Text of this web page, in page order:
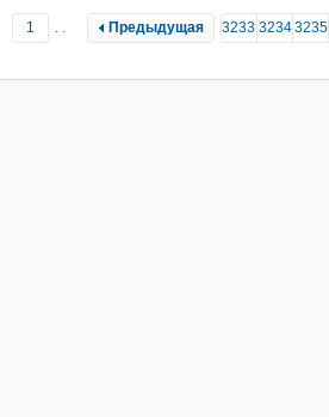
1 .. Предыдущая 3233 32343235